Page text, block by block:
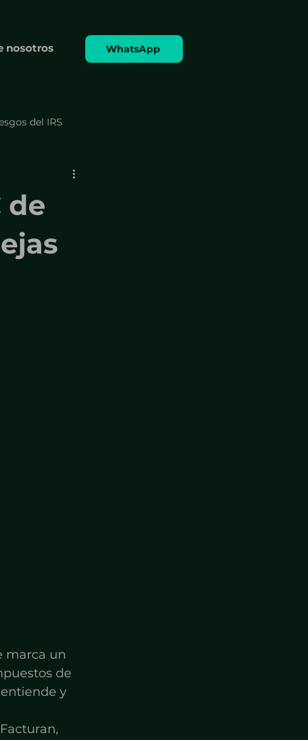
nosotros WhatsApp
del IRS
y formularios
de
marca un
de
y